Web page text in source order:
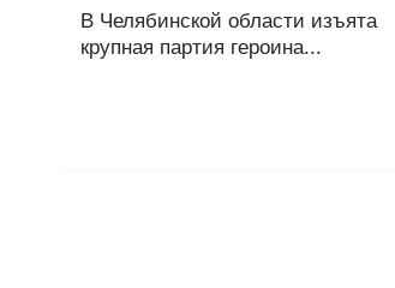
В Челябинской области изъята
крупная партия героина...